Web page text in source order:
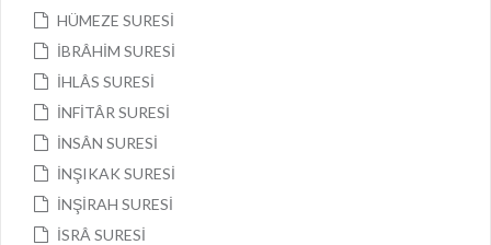
HÜMEZE SURESİ
İBRÂHİM SURESİ
İHLÂS SURESİ
İNFİTÂR SURESİ
İNSÂN SURESİ
İNŞIKAK SURESİ
İNŞİRAH SURESİ
İSRÂ SURESİ